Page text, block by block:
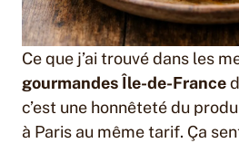
Ce que j’ai trouvé dans les
gourmandes Île-de-France
c’est une honnêteté du
à Paris au même tarif. Ça